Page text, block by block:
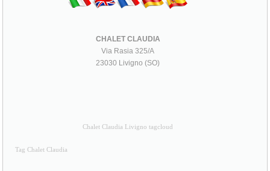
CHALET CLAUDIA
Via Rasia 325/A
23030 Livigno (SO)
Chalet Claudia Livigno tagcloud
Tag Chalet Claudia